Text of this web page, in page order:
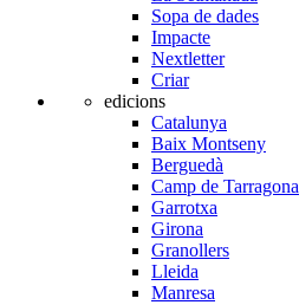
Sopa de dades
Impacte
Nextletter
Criar
edicions
Catalunya
Baix Montseny
Berguedà
Camp de Tarragona
Garrotxa
Girona
Granollers
Lleida
Manresa